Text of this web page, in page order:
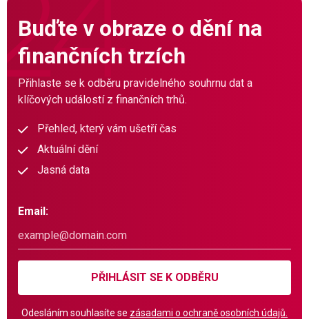
Buďte v obraze o dění na
finančních trzích
Přihlaste se k odběru pravidelného souhrnu dat a
klíčových událostí z finančních trhů.
Přehled, který vám ušetří čas
Aktuální dění
Jasná data
Email:
PŘIHLÁSIT SE K ODBĚRU
Odesláním souhlasíte se zásadami o ochraně osobních údajů.